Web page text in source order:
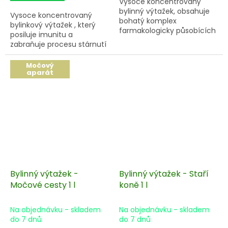
Vysoce koncentrovaný
bylinkový výtažek , který
posiluje imunitu a
zabraňuje procesu stárnutí
organismu.
bylinný výtažek, obsahuje
bohatý komplex
farmakologicky působících
Močový
aparát
Bylinný výtažek -
Močové cesty 1 l
Na objednávku - skladem
do 7 dnů
Bylinný výtažek - Staří
koně 1 l
Na objednávku - skladem
do 7 dnů